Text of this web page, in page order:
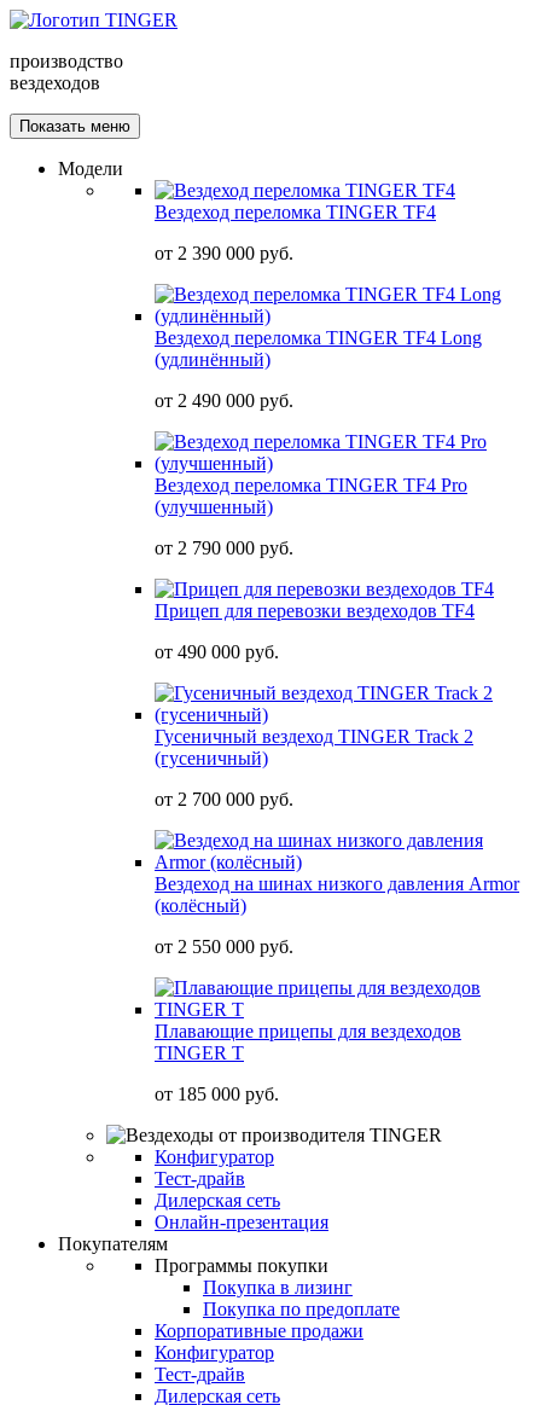
производство
вездеходов
Показать меню
Модели
Вездеход переломка TINGER TF4
от 2 390 000 руб.
Вездеход переломка TINGER TF4 Long
(удлинённый)
от 2 490 000 руб.
Вездеход переломка TINGER TF4 Pro
(улучшенный)
от 2 790 000 руб.
Прицеп для перевозки вездеходов TF4
от 490 000 руб.
Гусеничный вездеход TINGER Track 2
(гусеничный)
от 2 700 000 руб.
Вездеход на шинах низкого давления Armor
(колёсный)
от 2 550 000 руб.
Плавающие прицепы для вездеходов
TINGER T
от 185 000 руб.
Конфигуратор
Тест-драйв
Дилерская сеть
Онлайн-презентация
Покупателям
Программы покупки
Покупка в лизинг
Покупка по предоплате
Корпоративные продажи
Конфигуратор
Тест-драйв
Дилерская сеть